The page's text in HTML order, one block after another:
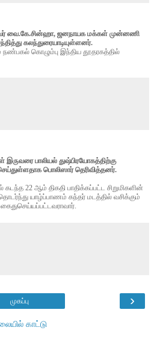
வை.கே.சின்ஹா, ஜனநாயக மக்கள் முன்னணி
கலந்துரையாடியுள்ளனர்.
நண்பகல் கொழும்பு இந்திய தூதரகத்தில்
பாலியல் துஷ்பிரயோகத்திற்கு
பொலிஸார் தெரிவித்தனர்.
22 ஆம் திகதி பாதிக்கப்பட்ட சிறுமிகளின்
யாழ்ப்பாணம் கந்தர் மடத்தில் வசிக்கும்
›
முகப்பு
காட்டு